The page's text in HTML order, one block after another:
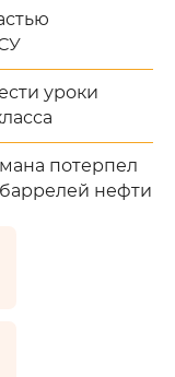
уроки
потерпел
нефти